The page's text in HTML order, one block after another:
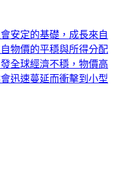
安定的基礎，成長來自
物價的平穩與所得分配
全球經濟不穩，物價高
迅速蔓延而衝擊到小型